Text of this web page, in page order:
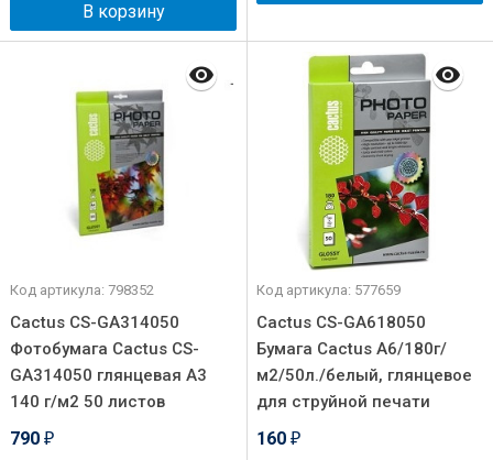
В корзину
Код артикула: 798352
Cactus CS-GA314050
Фотобумага Cactus CS-
GA314050 глянцевая А3
140 г/м2 50 листов
790 ₽
Код артикула: 577659
Cactus CS-GA618050
Бумага Cactus A6/180г/
м2/50л./белый, глянцевое
для струйной печати
160 ₽